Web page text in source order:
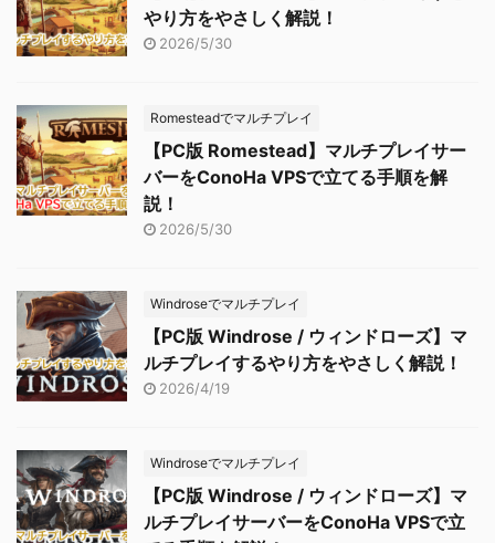
やり方をやさしく解説！
2026/5/30
Romesteadでマルチプレイ
【PC版 Romestead】マルチプレイサー
バーをConoHa VPSで立てる手順を解
説！
2026/5/30
Windroseでマルチプレイ
【PC版 Windrose / ウィンドローズ】マ
ルチプレイするやり方をやさしく解説！
2026/4/19
Windroseでマルチプレイ
【PC版 Windrose / ウィンドローズ】マ
ルチプレイサーバーをConoHa VPSで立